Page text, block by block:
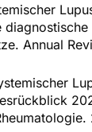
diagnostische
Annual